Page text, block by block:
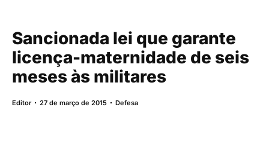
Sancionada lei que garante
licença-maternidade de seis
meses às militares
Editor 27 de março de 2015 Defesa